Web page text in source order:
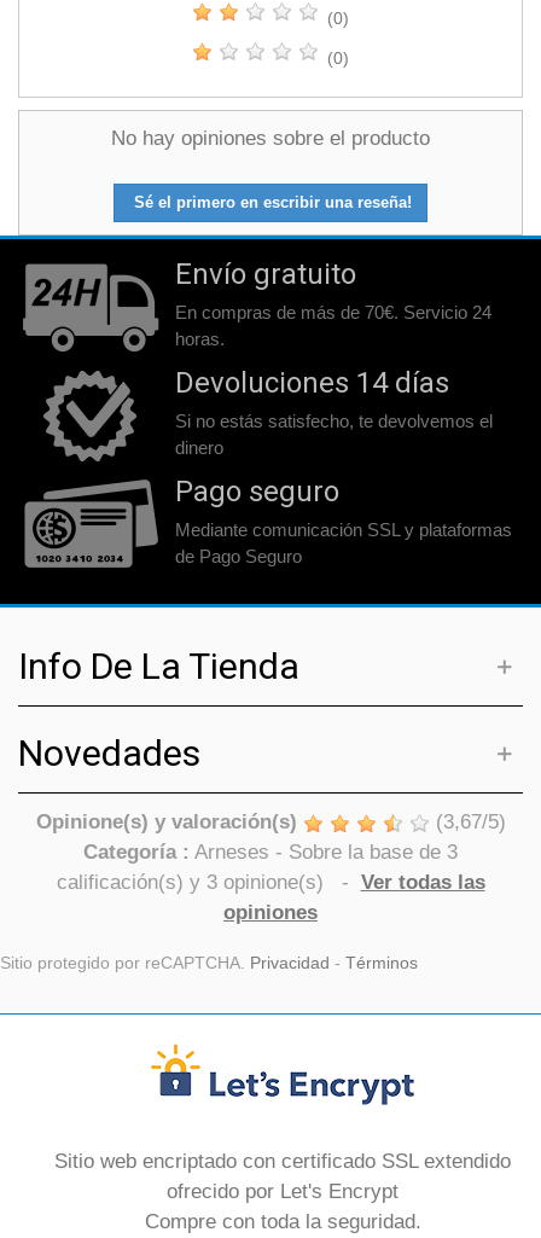
(0)
(0)
No hay opiniones sobre el producto
Sé el primero en escribir una reseña!
Envío gratuito
En compras de más de 70€. Servicio 24
horas.
Devoluciones 14 días
Si no estás satisfecho, te devolvemos el
dinero
Pago seguro
Mediante comunicación SSL y plataformas
de Pago Seguro
Info De La Tienda
Novedades
Opinione(s) y valoración(s) (3,67/5)
Categoría : Arneses - Sobre la base de 3
calificación(s) y 3opinione(s) - Ver todas las
opiniones
Sitio protegido por reCAPTCHA. Privacidad - Términos
Sitio web encriptado con certificado SSL extendido
ofrecido por Let's Encrypt
Compre con toda la seguridad.